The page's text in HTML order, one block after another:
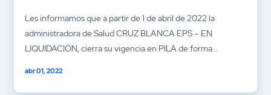
Les informamos que a partir de 1 de abril de 2022 la
administradora de Salud CRUZ BLANCA EPS – EN
LIQUIDACIÓN, cierra su vigencia en PILA de forma...
abr 01, 2022